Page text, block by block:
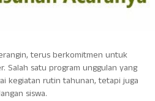
terus berkomitmen untuk
Salah satu program unggulan yang
kegiatan rutin tahunan, tetapi juga
siswa.